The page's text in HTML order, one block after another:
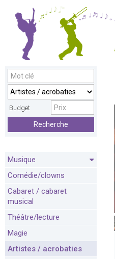
Budget
Recherche
Musique
Comédie/clowns
Cabaret / cabaret
musical
Théâtre/lecture
Magie
Artistes / acrobaties